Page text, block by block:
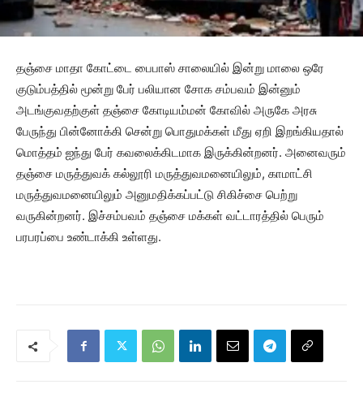
தஞ்சை மாதா கோட்டை பைபாஸ் சாலையில் இன்று மாலை ஒரே
குடும்பத்தில் மூன்று பேர் பலியான சோக சம்பவம் இன்னும்
அடங்குவதற்குள் தஞ்சை கோடியம்மன் கோவில் அருகே அரசு
பேருந்து பின்னோக்கி சென்று பொதுமக்கள் மீது ஏறி இறங்கியதால்
மொத்தம் ஐந்து பேர் கவலைக்கிடமாக இருக்கின்றனர். அனைவரும்
தஞ்சை மருத்துவக் கல்லூரி மருத்துவமனையிலும், காமாட்சி
மருத்துவமனையிலும் அனுமதிக்கப்பட்டு சிகிச்சை பெற்று
வருகின்றனர். இச்சம்பவம் தஞ்சை மக்கள் வட்டாரத்தில் பெரும்
பரபரப்பை உண்டாக்கி உள்ளது.